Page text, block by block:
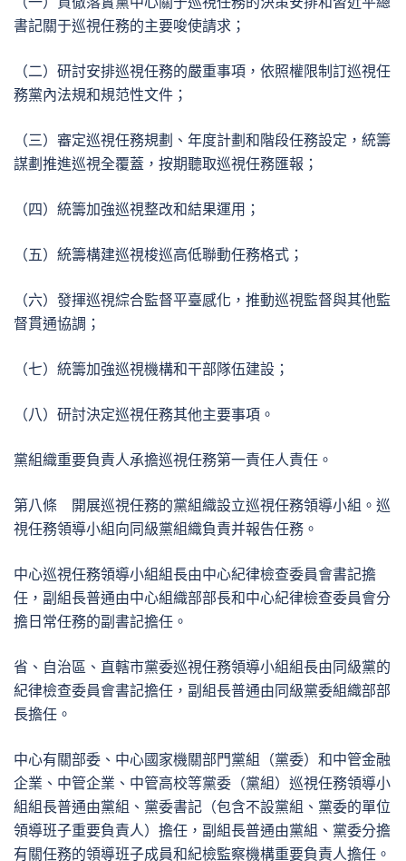
書記關于巡視任務的主要唆使請求；
（二）研討安排巡視任務的嚴重事項，依照權限制訂巡視任
務黨內法規和規范性文件；
（三）審定巡視任務規劃、年度計劃和階段任務設定，統籌
謀劃推進巡視全覆蓋，按期聽取巡視任務匯報；
（四）統籌加強巡視整改和結果運用；
（五）統籌構建巡視梭巡高低聯動任務格式；
（六）發揮巡視綜合監督平臺感化，推動巡視監督與其他監
督貫通協調；
（七）統籌加強巡視機構和干部隊伍建設；
（八）研討決定巡視任務其他主要事項。
黨組織重要負責人承擔巡視任務第一責任人責任。
第八條 開展巡視任務的黨組織設立巡視任務領導小組。巡
視任務領導小組向同級黨組織負責并報告任務。
中心巡視任務領導小組組長由中心紀律檢查委員會書記擔
任，副組長普通由中心組織部部長和中心紀律檢查委員會分
擔日常任務的副書記擔任。
省、自治區、直轄市黨委巡視任務領導小組組長由同級黨的
紀律檢查委員會書記擔任，副組長普通由同級黨委組織部部
長擔任。
中心有關部委、中心國家機關部門黨組（黨委）和中管金融
企業、中管企業、中管高校等黨委（黨組）巡視任務領導小
組組長普通由黨組、黨委書記（包含不設黨組、黨委的單位
領導班子重要負責人）擔任，副組長普通由黨組、黨委分擔
有關任務的領導班子成員和紀檢監察機構重要負責人擔任。